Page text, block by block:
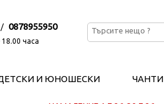
/ 0878955950
часа
И ЮНОШЕСКИ ЧАНТИ